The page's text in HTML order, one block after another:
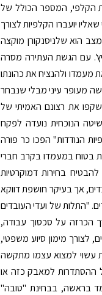
הקלפי, המספר הכולל של
יועברו הקלפיות לצורך
מטעמה - כיום המצב הוא שלניסנקורן מוקצה
עם הגשת העתירה מסרה
מעמדו ולהנציח את כהונתו
מעופר עיני מבלי שנבחר
את רצונם האמיתי של
הנוכחית נועדה לפקח
הנודדות" הפכו כר פורה
בטוח במעמדו בקרב חברי
בחירות דמוקרטיות
אך בעיקר חושפת דווקא
"התלות של ועדי העובדים
הכרזה על סכסוך עבודה,
לצורך מימון סיוע משפטי,
עשוי למצוא עצמו מתקשה
ההסתדרות למאבק כזה או
בראשה, בבחינת "טובה"